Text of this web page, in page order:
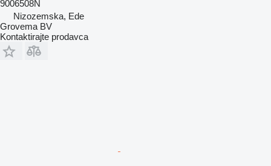
9006508N
Nizozemska, Ede
Grovema BV
Kontaktirajte prodavca